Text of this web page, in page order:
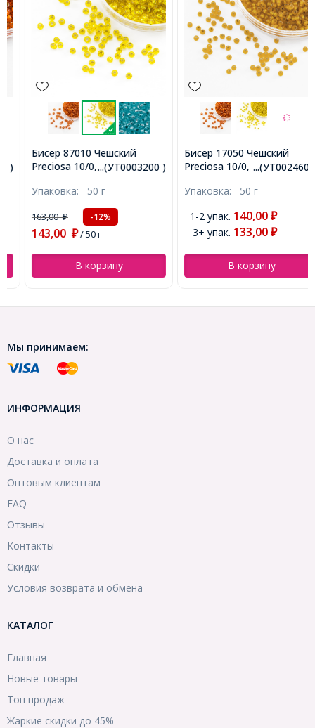
...(УТ0003200 )
Бисер 87010 Чешский
Preciosa 10/0, Прозрачный
Желтый, Круглый,
Упаковка:50 г
163,00₽ -12%
143,00 ₽/ 50 г
В корзину
...(УТ0024606)
Бисер 17050 Чешский
Preciosa 10/0, Матовый
полосой TSL, Золотой,
Упаковка:50 г
1-2 упак. 140,00₽
3+ упак. 133,00₽
В корзину
Мы принимаем:
ИНФОРМАЦИЯ
О нас
Доставка и оплата
Оптовым клиентам
FAQ
Отзывы
Контакты
Скидки
Условия возврата и обмена
КАТАЛОГ
Главная
Новые товары
Топ продаж
Жаркие скидки до 45%